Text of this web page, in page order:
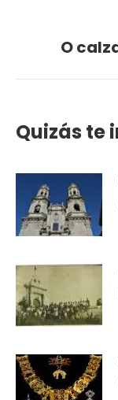
O
Quizás te